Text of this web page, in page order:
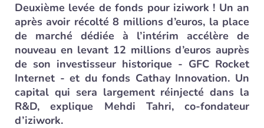
Deuxième levée de fonds pour iziwork ! Un an
après avoir récolté 8 millions d’euros, la place
de marché dédiée à l’intérim accélère de
nouveau en levant 12 millions d’euros auprès
de son investisseur historique - GFC Rocket
Internet - et du fonds Cathay Innovation. Un
capital qui sera largement réinjecté dans la
R&D, explique Mehdi Tahri, co-fondateur
d’iziwork.